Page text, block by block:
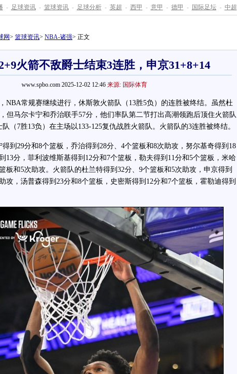
- 足球资讯 - 篮球资讯 - 足球分析 - 英超 - 西甲 - 意甲 - 德甲 - 国际足坛 - 中超
网> 篮球资讯> NBA-诸强> 正文
火箭不敌爵士结束3连胜，申京31+8+14
www.spbo.com 2025-12-02 12:46 来源: 国际体育
常规赛继续进行，休斯敦火箭队（13胜5负）的连胜被终结。虽然杜
但马尔卡宁和乔治联手57分，他们率队第二节打出高潮领跑后顶住火箭队
（7胜13负）在主场以133-125复仇战胜火箭队。火箭队的3连胜被终结。
29分和8个篮板，乔治得到28分、4个篮板和8次助攻，努尔基奇得到18
13分，菲利波维斯基得到12分和7个篮板，勒夫得到11分和5个篮板，米哈
板和5次助攻。火箭队的杜兰特得到32分、9个篮板和5次助攻，申京得到
攻，汤普森得到23分和8个篮板，史密斯得到12分和7个篮板，霍勒迪得到